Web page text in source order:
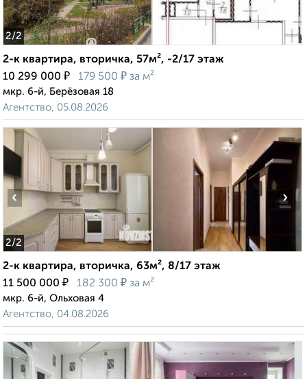
2/2
2-к квартира, вторичка, 57м², -2/17 этаж
10 299 000 ₽ 179 500 ₽ за м²
мкр. 6-й, Берёзовая 18
Агентство, 05.08.2026
2/2
‹ ›
2-к квартира, вторичка, 63м², 8/17 этаж
11 500 000 ₽ 182 300 ₽ за м²
мкр. 6-й, Ольховая 4
Агентство, 04.08.2026